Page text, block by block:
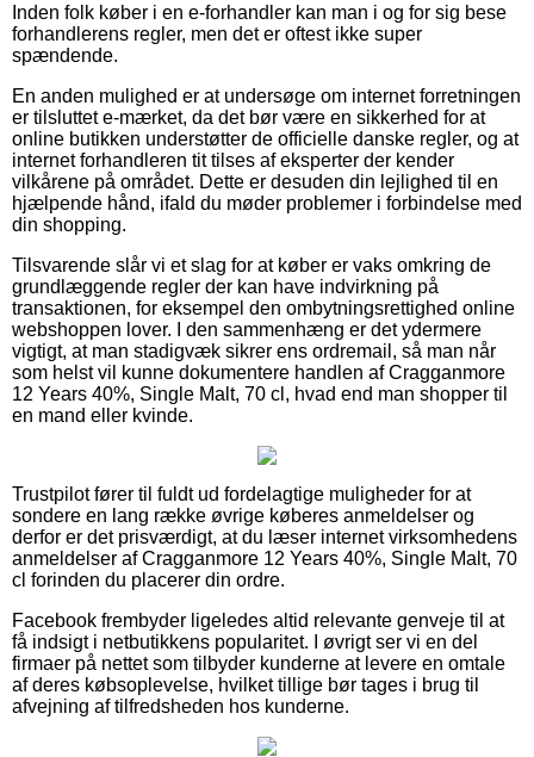
Inden folk køber i en e-forhandler kan man i og for sig bese
forhandlerens regler, men det er oftest ikke super
spændende.
En anden mulighed er at undersøge om internet forretningen
er tilsluttet e-mærket, da det bør være en sikkerhed for at
online butikken understøtter de officielle danske regler, og at
internet forhandleren tit tilses af eksperter der kender
vilkårene på området. Dette er desuden din lejlighed til en
hjælpende hånd, ifald du møder problemer i forbindelse med
din shopping.
Tilsvarende slår vi et slag for at køber er vaks omkring de
grundlæggende regler der kan have indvirkning på
transaktionen, for eksempel den ombytningsrettighed online
webshoppen lover. I den sammenhæng er det ydermere
vigtigt, at man stadigvæk sikrer ens ordremail, så man når
som helst vil kunne dokumentere handlen af Cragganmore
12 Years 40%, Single Malt, 70 cl, hvad end man shopper til
en mand eller kvinde.
Trustpilot fører til fuldt ud fordelagtige muligheder for at
sondere en lang række øvrige køberes anmeldelser og
derfor er det prisværdigt, at du læser internet virksomhedens
anmeldelser af Cragganmore 12 Years 40%, Single Malt, 70
cl forinden du placerer din ordre.
Facebook frembyder ligeledes altid relevante genveje til at
få indsigt i netbutikkens popularitet. I øvrigt ser vi en del
firmaer på nettet som tilbyder kunderne at levere en omtale
af deres købsoplevelse, hvilket tillige bør tages i brug til
afvejning af tilfredsheden hos kunderne.